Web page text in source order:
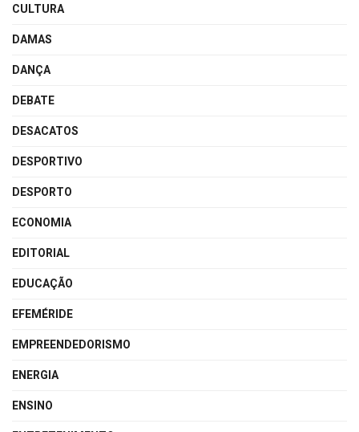
CULTURA
DAMAS
DANÇA
DEBATE
DESACATOS
DESPORTIVO
DESPORTO
ECONOMIA
EDITORIAL
EDUCAÇÃO
EFEMÉRIDE
EMPREENDEDORISMO
ENERGIA
ENSINO